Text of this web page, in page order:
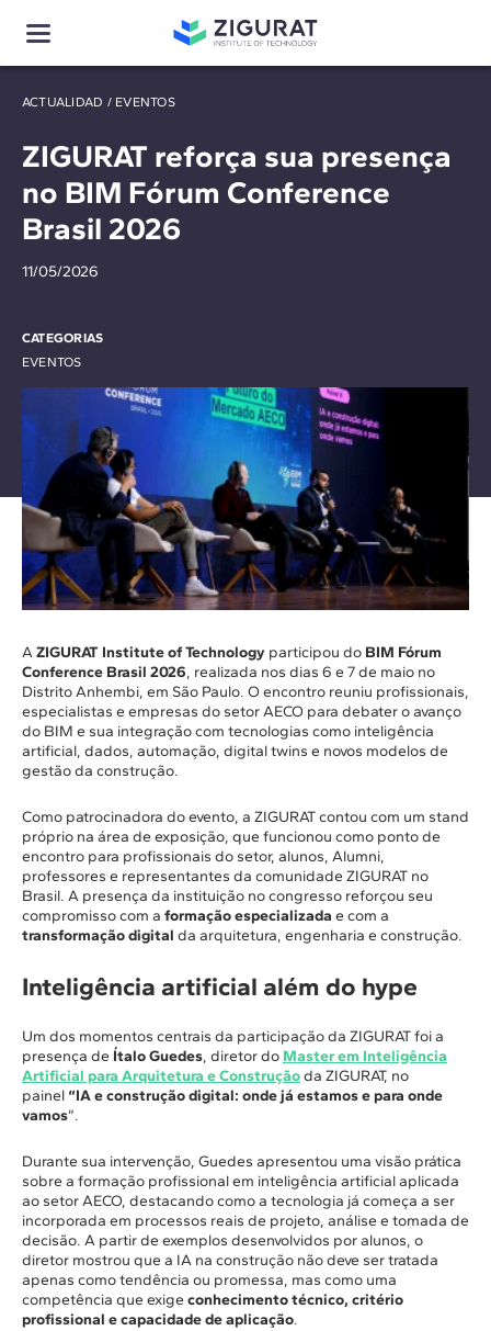
ACTUALIDAD / EVENTOS
ZIGURAT reforça sua presença
no BIM Fórum Conference
Brasil 2026
11/05/2026
CATEGORIAS
EVENTOS
AZIGURAT Institute of Technology participou do BIM Fórum
Conference Brasil 2026, realizada nos dias 6 e 7 de maio no
Distrito Anhembi, em São Paulo. O encontro reuniu profissionais,
especialistas e empresas do setor AECO para debater o avanço
do BIM e sua integração com tecnologias como inteligência
artificial, dados, automação, digital twins e novos modelos de
gestão da construção.
Como patrocinadora do evento, a ZIGURAT contou com um stand
próprio na área de exposição, que funcionou como ponto de
encontro para profissionais do setor, alunos, Alumni,
professores e representantes da comunidade ZIGURAT no
Brasil. A presença da instituição no congresso reforçou seu
compromisso com a formação especializada e com a
transformação digital da arquitetura, engenharia e construção.
Inteligência artificial além do hype
Um dos momentos centrais da participação da ZIGURAT foi a
presença de Ítalo Guedes, diretor do Master em Inteligência
Artificial para Arquitetura e Construçãoda ZIGURAT, no
painel “IA e construção digital: onde já estamos e para onde
vamos”.
Durante sua intervenção, Guedes apresentou uma visão prática
sobre a formação profissional em inteligência artificial aplicada
ao setor AECO, destacando como a tecnologia já começa a ser
incorporada em processos reais de projeto, análise e tomada de
decisão. A partir de exemplos desenvolvidos por alunos, o
diretor mostrou que a IA na construção não deve ser tratada
apenas como tendência ou promessa, mas como uma
competência que exige conhecimento técnico, critério
profissional e capacidade de aplicação.